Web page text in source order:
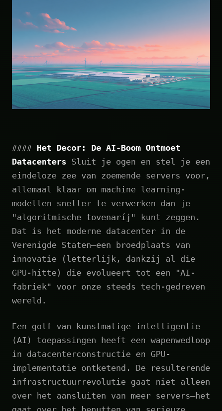
#### Het Decor: De AI-Boom Ontmoet
Datacenters Sluit je ogen en stel je een
eindeloze zee van zoemende servers voor,
allemaal klaar om machine learning-
modellen sneller te verwerken dan je
"algoritmische tovenaríj" kunt zeggen.
Dat is het moderne datacenter in de
Verenigde Staten—een broedplaats van
innovatie (letterlijk, dankzij al die
GPU-hitte) die evolueert tot een "AI-
fabriek" voor onze steeds tech-gedreven
wereld.
Een golf van kunstmatige intelligentie
(AI) toepassingen heeft een wapenwedloop
in datacenterconstructie en GPU-
implementatie ontketend. De resulterende
infrastructuurrevolutie gaat niet alleen
over het aansluiten van meer servers—het